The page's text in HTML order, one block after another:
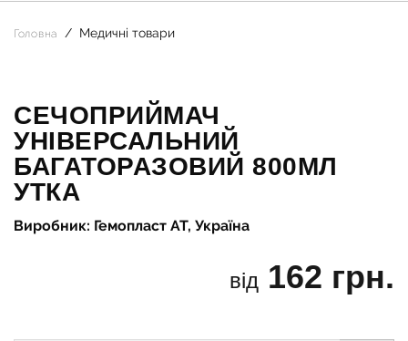
Головна Медичні товари
СЕЧОПРИЙМАЧ
УНІВЕРСАЛЬНИЙ
БАГАТОРАЗОВИЙ 800МЛ
УТКА
Виробник: Гемопласт АТ, Україна
від 162 грн.